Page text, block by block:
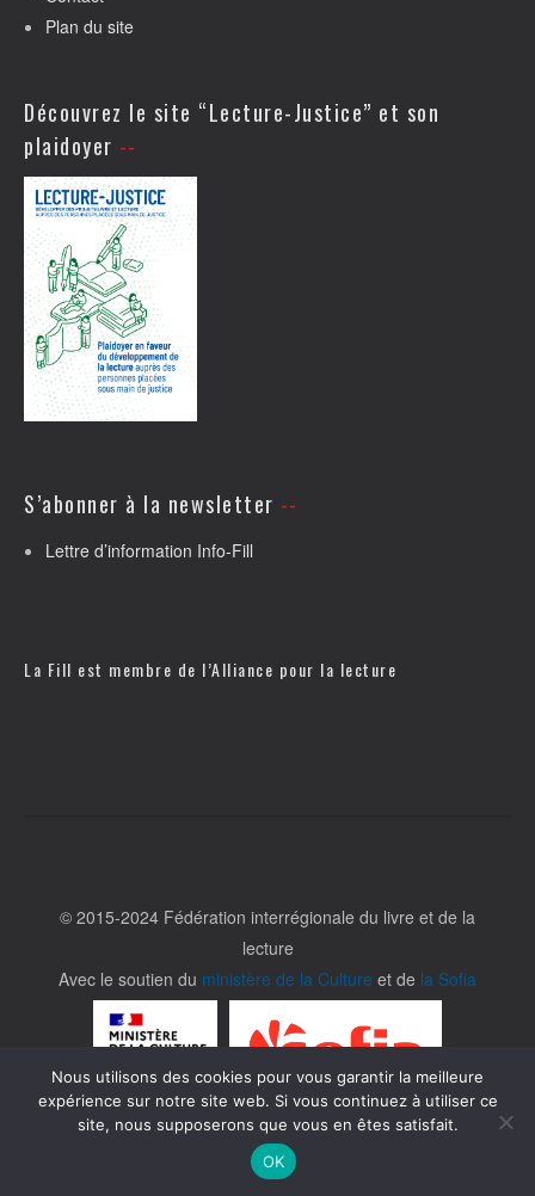
Plan du site
Découvrez le site “Lecture-Justice” et son
plaidoyer
S’abonner à la newsletter
Lettre d’information Info-Fill
La Fill est membre de l’Alliance pour la lecture
© 2015-2024 Fédération interrégionale du livre et de la
lecture
Avec le soutien du ministère de la Culture et de la Sofia
Nous utilisons des cookies pour vous garantir la meilleure
expérience sur notre site web. Si vous continuez à utiliser ce
site, nous supposerons que vous en êtes satisfait.
OK